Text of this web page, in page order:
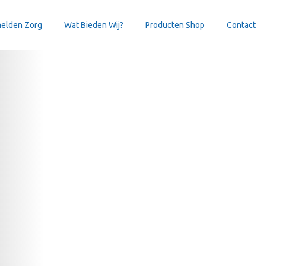
Zorg Wat Bieden Wij? Producten Shop Contact